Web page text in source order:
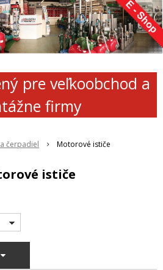
pre veľkoobchod a
firmy
čerpadiel Motorové ističe
ističe